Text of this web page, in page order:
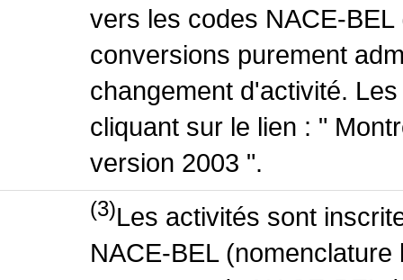
vers les codes NACE-
conversions purement
changement d'activité.
cliquant sur le lien : "
version 2003 ".
(3)Les activités sont
NACE-BEL